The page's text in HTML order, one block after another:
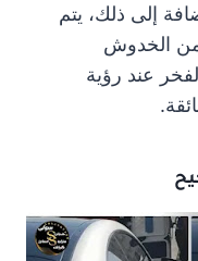
إلى ذلك، يتم
الخدوش
عند رؤية